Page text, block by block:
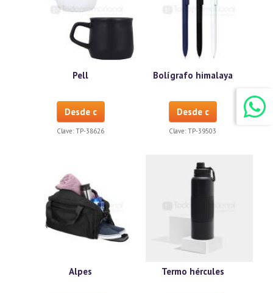
Pell
Desde c
Clave: TP-38626
Bolígrafo himalaya
Desde c
Clave: TP-39503
Alpes Termo hércules